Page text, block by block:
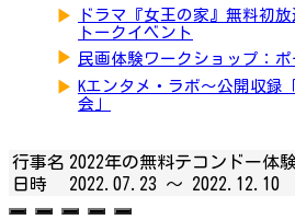
▶
ドラマ『女王の家』無料初
トークイベント
▶ 民画体験ワークショップ：
▶ Kエンタメ・ラボ～公開収録
会」
行事名 2022年の無料テコンドー体
日時
2022.07.23 ～ 2022.12.10